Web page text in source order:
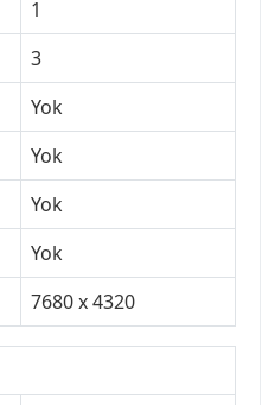
1
3
Yok
Yok
Yok
Yok
7680 x 4320